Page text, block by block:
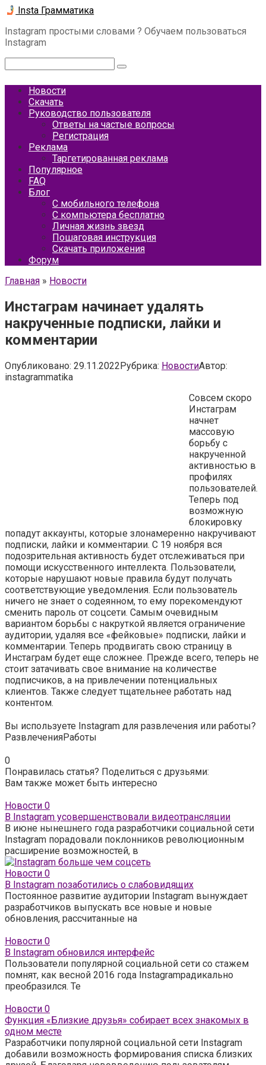
Перейти
контенту
Insta Грамматика
Instagram простыми словами ? Обучаем пользоваться
Instagram
Новости
Скачать
Руководство пользователя
Ответы на частые вопросы
Регистрация
Реклама
Таргетированная реклама
Популярное
FAQ
Блог
С мобильного телефона
С компьютера бесплатно
Личная жизнь звезд
Пошаговая инструкция
Скачать приложения
Форум
Главная » Новости
Инстаграм начинает удалять
накрученные подписки, лайки и
комментарии
Опубликовано: 29.11.2022Рубрика: НовостиАвтор:
instagrammatika
Совсем скоро
Инcтаграм
начнет
массовую
борьбу с
накрученной
активностью в
профилях
пользователей.
Теперь под
возможную
блокировку
попадут аккаунты, которые злонамеренно накручивают
подписки, лайки и комментарии. С 19 ноября вся
подозрительная активность будет отслеживаться при
помощи искусственного интеллекта. Пользователи,
которые нарушают новые правила будут получать
соответствующие уведомления. Если пользователь
ничего не знает о содеянном, то ему порекомендуют
сменить пароль от соцсети. Самым очевидным
вариантом борьбы с накруткой является ограничение
аудитории, удаляя все «фейковые» подписки, лайки и
комментарии. Теперь продвигать свою страницу в
Инстаграм будет еще сложнее. Прежде всего, теперь не
стоит затачивать свое внимание на количестве
подписчиков, а на привлечении потенциальных
клиентов. Также следует тщательнее работать над
контентом.
Вы используете Instagram для развлечения или работы?
РазвлеченияРаботы
0
Понравилась статья? Поделиться с друзьями:
Вам также может быть интересно
Новости 0
В Instagram усовершенствовали видеотрансляции
В июне нынешнего года разработчики социальной сети
Instagram порадовали поклонников революционным
расширение возможностей, в
Новости 0
В Instagram позаботились о слабовидящих
Постоянное развитие аудитории Instagram вынуждает
разработчиков выпускать все новые и новые
обновления, рассчитанные на
Новости 0
В Instagram обновился интерфейс
Пользователи популярной социальной сети со стажем
помнят, как весной 2016 года Instagramрадикально
преобразился. Те
Новости 0
Функция «Близкие друзья» собирает всех знакомых в
одном месте
Разработчики популярной социальной сети Instagram
добавили возможность формирования списка близких